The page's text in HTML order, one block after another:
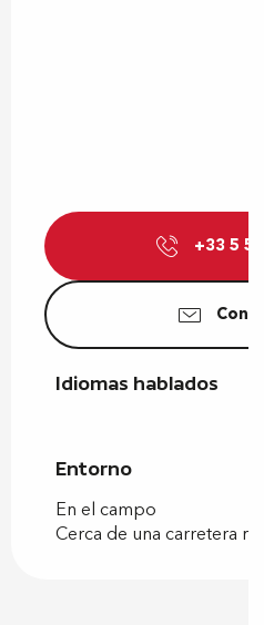
+33 5
Idiomas hablados
Idiomas hablados
Entorno
Entorno
En el campo
Cerca de una carretera